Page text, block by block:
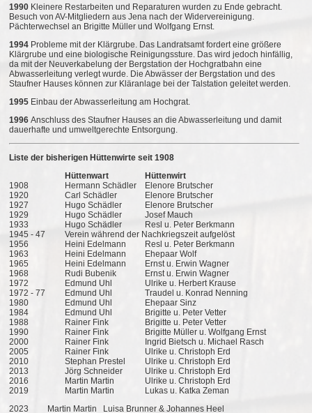
1990 Kleinere Restarbeiten und Reparaturen wurden zu Ende gebracht.
Besuch von AV-Mitgliedern aus Jena nach der Widervereinigung.
Pächterwechsel an Brigitte Müller und Wolfgang Ernst.
1994 Probleme mit der Klärgrube. Das Landratsamt fordert eine größere
Klärgrube und eine biologische Reinigungssture. Das wird jedoch hinfällig,
da mit der Neuverkabelung der Bergstation der Hochgratbahn eine
Abwasserleitung verlegt wurde. Die Abwässer der Bergstation und des
Staufner Hauses können zur Kläranlage bei der Talstation geleitet werden.
1995 Einbau der Abwasserleitung am Hochgrat.
1996 Anschluss des Staufner Hauses an die Abwasserleitung und damit
dauerhafte und umweltgerechte Entsorgung.
Liste der bisherigen Hüttenwirte seit 1908
Hüttenwart
Hüttenwirt
1908
Hermann Schädler
Elenore Brutscher
1920
Carl Schädler
Elenore Brutscher
1927
Hugo Schädler
Elenore Brutscher
1929
Hugo Schädler
Josef Mauch
1933
Hugo Schädler
Resl u. Peter Berkmann
1945 - 47
Verein während der Nachkriegszeit aufgelöst
1956
Heini Edelmann
Resl u. Peter Berkmann
1963
Heini Edelmann
Ehepaar Wolf
1965
Heini Edelmann
Ernst u. Erwin Wagner
1968
Rudi Bubenik
Ernst u. Erwin Wagner
1972
Edmund Uhl
Ulrike u. Herbert Krause
1972 - 77
Edmund Uhl
Traudel u. Konrad Nenning
1980
Edmund Uhl
Ehepaar Sinz
1984
Edmund Uhl
Brigitte u. Peter Vetter
1988
Rainer Fink
Brigitte u. Peter Vetter
1990
Rainer Fink
Brigitte Müller u. Wolfgang Ernst
2000
Rainer Fink
Ingrid Bietsch u. Michael Rasch
2005
Rainer Fink
Ulrike u. Christoph Erd
2010
Stephan Prestel
Ulrike u. Christoph Erd
2013
Jörg Schneider
Ulrike u. Christoph Erd
2016
Martin Martin
Ulrike u. Christoph Erd
2019
Martin Martin
Lukas u. Katka Zeman
2023 Martin Martin Luisa Brunner & Johannes Heel